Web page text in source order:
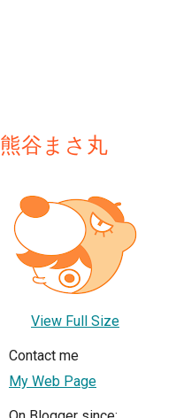
熊谷まさ丸
View Full Size
Contact me
My Web Page